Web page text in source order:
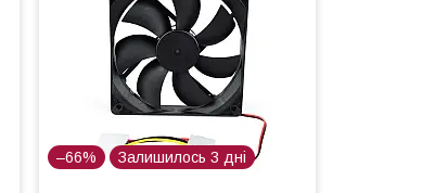
–66% Залишилось 3 дні